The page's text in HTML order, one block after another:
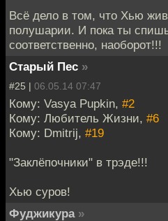
Всё дело в том, что Хью
полушарии. И пока ты
соответственно, наоборот!!!
Старый Пес »
#25 | 06.05.14 07:47
Кому: Vasya Pupkin, #2
Кому: Любитель Жизни, #6
Кому: Dmitrij, #19
"Заклёпочники" в трэде!!!
Хью суров!
Фуджикура »